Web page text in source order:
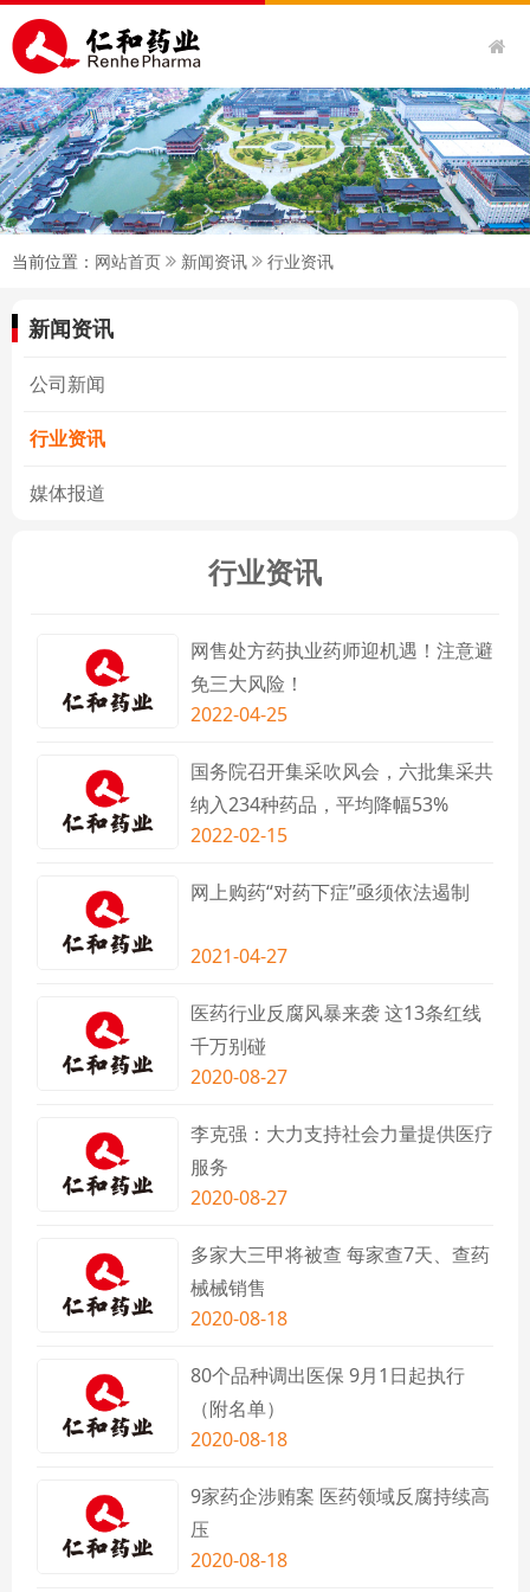
当前位置： 网站首页 新闻资讯 行业资讯
新闻资讯
公司新闻
行业资讯
媒体报道
行业资讯
网售处方药执业药师迎机遇！注意避
免三大风险！
2022-04-25
国务院召开集采吹风会，六批集采共
纳入234种药品，平均降幅53%
2022-02-15
网上购药“对药下症”亟须依法遏制
2021-04-27
医药行业反腐风暴来袭 这13条红线
千万别碰
2020-08-27
李克强：大力支持社会力量提供医疗
服务
2020-08-27
多家大三甲将被查 每家查7天、查药
械械销售
2020-08-18
80个品种调出医保 9月1日起执行
（附名单）
2020-08-18
9家药企涉贿案 医药领域反腐持续高
压
2020-08-18